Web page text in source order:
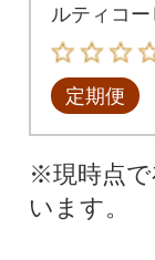
ルティコ
グ2種セッ
定期便
※現時点で
います。